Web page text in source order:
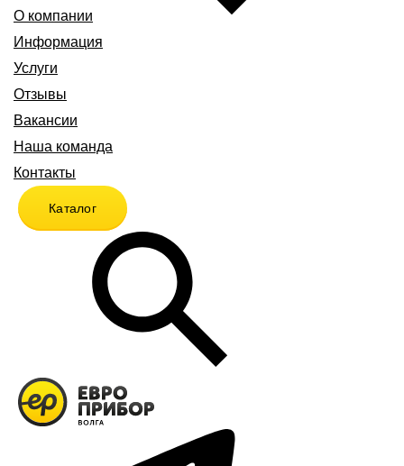
О компании
Информация
Услуги
Отзывы
Вакансии
Наша команда
Контакты
Каталог